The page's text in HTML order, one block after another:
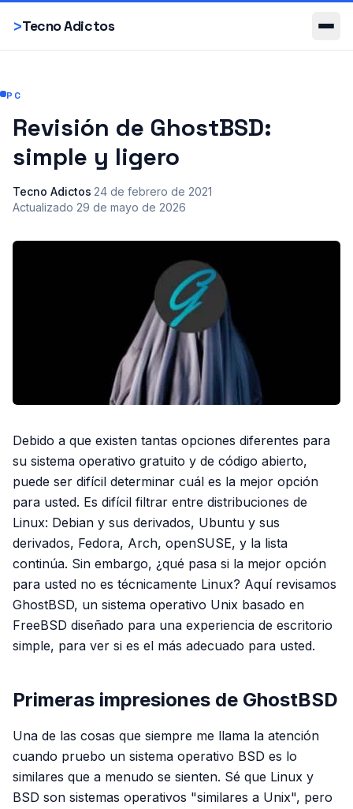
>Tecno Adictos
Smartphones
PC
Revisión de GhostBSD:
simple y ligero
Tecno Adictos·24 de febrero de 2021·
Actualizado 29 de mayo de 2026
Debido a que existen tantas opciones diferentes para
su sistema operativo gratuito y de código abierto,
puede ser difícil determinar cuál es la mejor opción
para usted. Es difícil filtrar entre distribuciones de
Linux: Debian y sus derivados, Ubuntu y sus
derivados, Fedora, Arch, openSUSE, y la lista
continúa. Sin embargo, ¿qué pasa si la mejor opción
para usted no es técnicamente Linux? Aquí revisamos
GhostBSD, un sistema operativo Unix basado en
FreeBSD diseñado para una experiencia de escritorio
simple, para ver si es el más adecuado para usted.
Primeras impresiones de GhostBSD
Una de las cosas que siempre me llama la atención
cuando pruebo un sistema operativo BSD es lo
similares que a menudo se sienten. Sé que Linux y
BSD son sistemas operativos "similares a Unix", pero